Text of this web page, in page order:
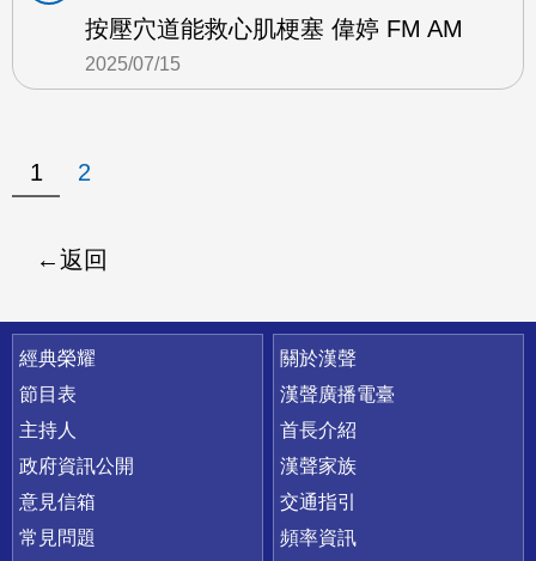
按壓穴道能救心肌梗塞 偉婷 FM AM
2025/07/15
1 2
返回
快速連結
經典榮耀
節目表
主持人
政府資訊公開
意見信箱
常見問題
關於漢聲
漢聲廣播電臺
首長介紹
漢聲家族
交通指引
頻率資訊